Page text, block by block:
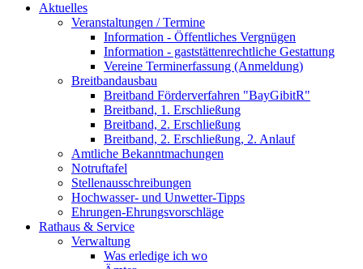
Aktuelles
Veranstaltungen / Termine
Information - Öffentliches Vergnügen
Information - gaststättenrechtliche Gestattung
Vereine Terminerfassung (Anmeldung)
Breitbandausbau
Breitband Förderverfahren "BayGibitR"
Breitband, 1. Erschließung
Breitband, 2. Erschließung
Breitband, 2. Erschließung, 2. Anlauf
Amtliche Bekanntmachungen
Notruftafel
Stellenausschreibungen
Hochwasser- und Unwetter-Tipps
Ehrungen-Ehrungsvorschläge
Rathaus & Service
Verwaltung
Was erledige ich wo